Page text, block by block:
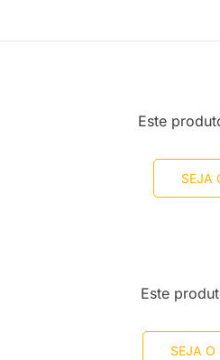
Este
SEJA
Este
SEJA O